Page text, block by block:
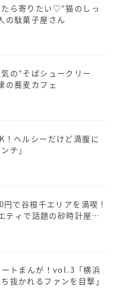
ら寄りたい♡“猫のしっ
の駄菓子屋さん
の“そばシュークリー
の蕎麦カフェ
！ヘルシーだけど満腹に
チ」
円で谷根千エリアを満喫！
ィで話題の砂時計屋さ
トまんが！vol.3「横浜
抜かれるファンを目撃」